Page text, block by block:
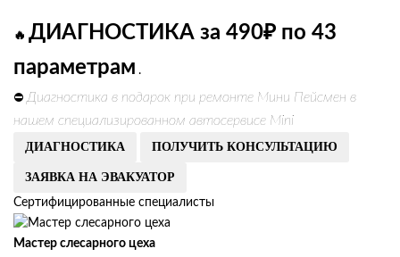
🔥 ДИАГНОСТИКА за 490₽ по 43
параметрам .
⛔ Диагностика в подарок при ремонте Мини Пейсмен в
нашем специализированном автосервисе Mini
ДИАГНОСТИКА ПОЛУЧИТЬ КОНСУЛЬТАЦИЮ
ЗАЯВКА НА ЭВАКУАТОР
Сертифицированные специалисты
Мастер слесарного цеха